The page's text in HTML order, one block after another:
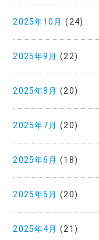
2025年10月 (24)
2025年9月 (22)
2025年8月 (20)
2025年7月 (20)
2025年6月 (18)
2025年5月 (20)
2025年4月 (21)